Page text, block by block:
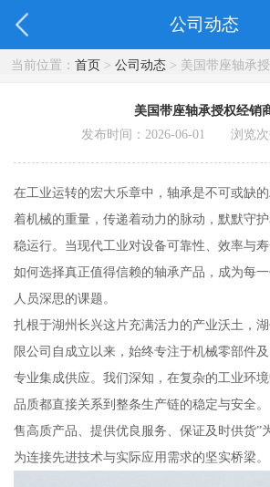
公司动态
当前位置： 首页> 公司动态> 美国带座轴承
美国带座轴承授权经销
发布时间：2026-06-01 浏览次
在工业运转的宏大乐章中，轴承是不可或缺
着机械的重量，传递着动力的脉动，默默守
稳运行。当现代工业对设备可靠性、效率与
如何选择真正值得信赖的轴承产品，成为每
人员深思的课题。
扎根于湖州长兴这片充满活力的产业沃土，
限公司自成立以来，始终专注于机械零部件
专业集成供应。我们深知，在复杂的工业环
品质都直接关系到整条生产链的稳定与安全
售高质产品、提供优良服务、保证及时供货”
为连接先进技术与实际应用需求的坚实桥梁。